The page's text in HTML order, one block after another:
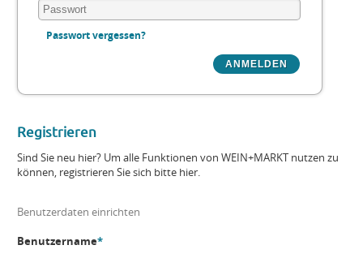
Passwort vergessen?
Registrieren
Sind Sie neu hier? Um alle Funktionen von WEIN+MARKT nutzen zu
können, registrieren Sie sich bitte hier.
Benutzerdaten einrichten
Benutzername*